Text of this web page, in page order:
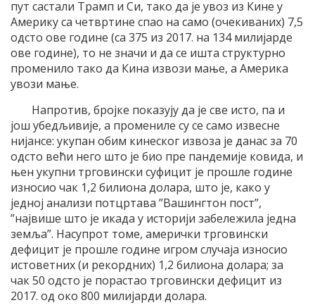
пут састали Трамп и Си, тако да је увоз из Кине у
Америку са четвртине спао на само (очекиваних) 7,5
одсто ове године (са 375 из 2017. на 134 милијарде
ове године), то не значи и да се ишта структурно
променило тако да Кина извози мање, а Америка
увози мање.
Напротив, бројке показују да је све исто, па и
још убедљивије, а промениле су се само извесне
нијансе: укупан обим кинеског извоза је данас за 70
одсто већи него што је био пре пандемије ковида, и
њен укупни трговински суфицит је прошле године
износио чак 1,2 билиона долара, што је, како у
једној анализи потцртава ”Вашингтон пост”,
”највише што је икада у историји забележила једна
земља”. Насупрот томе, амерички трговински
дефицит је прошле године игром случаја износио
истоветних (и рекордних) 1,2 билиона долара; за
чак 50 одсто је порастао трговински дефицит из
2017. од око 800 милијарди долара.